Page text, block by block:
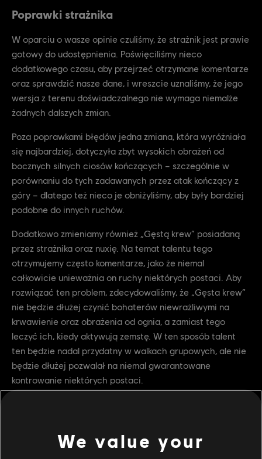
Poprawki strażnika
W oparciu o wasze opinie czuliśmy, że strażnik jest prawie
gotowy do udostępnienia. Poświęciliśmy nieco
dodatkowego czasu, aby przejrzeć otrzymane komentarze
oraz sprawdzić nasze dane, i wreszcie uznaliśmy, że jego
wersja z terenu doświadczalnego nie wymaga niemalże
żadnych dalszych zmian.
Poza poprawkami błędów jedna zmiana, która wyróżniała
się najbardziej, dotyczyła zbyt wysokich obrażeń od
bocznych silnych ciosów kończących – szczególnie w
porównaniu do tych zadawanych przez atak kończący z
góry – dlatego też nieco je obniżyliśmy, aby były bardziej
podobne do innych ruchów.
Dodatkowo zmieniamy również „Gęstą krew” posiadaną
przez strażnika oraz nuxię. Na temat talentu tego
otrzymujemy często komentarze, jako że niemal
całkowicie unieważnia on ruchy niektórych postaci. Aby
rozwiązać ten problem, zdecydowaliśmy, że „Gęsta krew”
nie będzie dłużej czynić bohaterów niewrażliwymi na
krwawienie oraz obrażenia od ognia, a zamiast tego
leczyć ich, kiedy aktywują zemstę. W ten sposób talent
ten będzie nadal przydatny w walkach grupowych, ale nie
będzie dłużej pozwalał na niemal gwarantowane
kontrowanie niektórych postaci.
częściej otwierać teren doświadczalny, aby testować
We value your